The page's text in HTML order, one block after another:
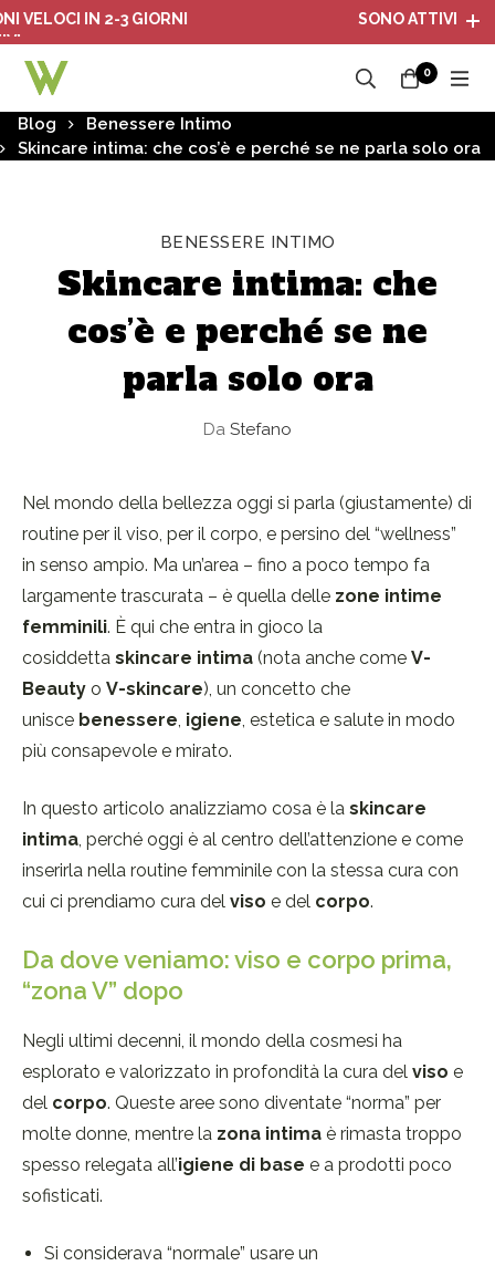
IN 2-3 GIORNI SONO ATTIVI I
0
Blog
Benessere Intimo
Skincare intima: che cos’è e perché se ne parla solo ora
BENESSERE INTIMO
Skincare intima: che
cos’è e perché se ne
parla solo ora
Da Stefano
Nel mondo della bellezza oggi si parla (giustamente) di
routine per il viso, per il corpo, e persino del “wellness”
in senso ampio. Ma un’area – fino a poco tempo fa
largamente trascurata – è quella delle zone intime
femminili. È qui che entra in gioco la
cosiddetta skincare intima (nota anche come V-
Beauty o V-skincare), un concetto che
unisce benessere, igiene, estetica e salute in modo
più consapevole e mirato.
In questo articolo analizziamo cosa è la skincare
intima, perché oggi è al centro dell’attenzione e come
inserirla nella routine femminile con la stessa cura con
cui ci prendiamo cura del viso e del corpo.
Da dove veniamo: viso e corpo prima,
“zona V” dopo
Negli ultimi decenni, il mondo della cosmesi ha
esplorato e valorizzato in profondità la cura del viso e
del corpo. Queste aree sono diventate “norma” per
molte donne, mentre la zona intima è rimasta troppo
spesso relegata all’igiene di base e a prodotti poco
sofisticati.
Si considerava “normale” usare un